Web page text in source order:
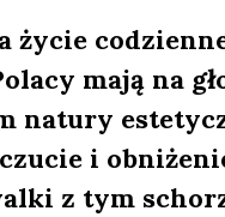
życie
mają na
i
z tym